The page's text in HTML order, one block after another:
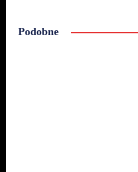
Podobne